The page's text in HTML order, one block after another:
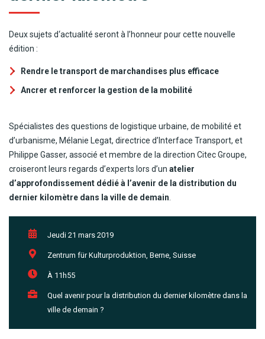
Deux sujets d‘actualité seront à l’honneur pour cette nouvelle
édition :
Rendre le transport de marchandises plus efficace
Ancrer et renforcer la gestion de la mobilité
Spécialistes des questions de logistique urbaine, de mobilité et
d’urbanisme, Mélanie Legat, directrice d’Interface Transport, et
Philippe Gasser, associé et membre de la direction Citec Groupe,
croiseront leurs regards d’experts lors d’un atelier
d’approfondissement dédié à l’avenir de la distribution du
dernier kilomètre dans la ville de demain
Jeudi 21 mars 2019
Zentrum für Kulturproduktion, Berne, Suisse
À 11h55
Quel avenir pour la distribution du dernier kilomètre dans la
ville de demain ?